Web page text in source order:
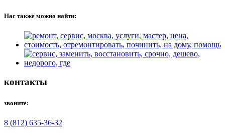
Нас также можно найти:
контакты
звоните:
8 (812) 635-36-32